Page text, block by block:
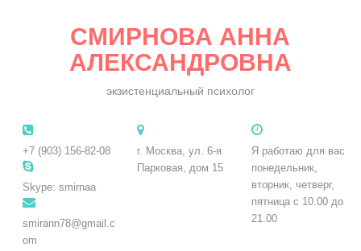
СМИРНОВА АННА
АЛЕКСАНДРОВНА
экзистенциальный психолог
Я работаю для вас
понедельник,
вторник, четверг,
пятница с 10.00 до
21.00
г. Москва, ул. 6-я
Парковая, дом 15
+7 (903) 156-82-08
Skype: smirnaa
smirann78@gmail.c
om